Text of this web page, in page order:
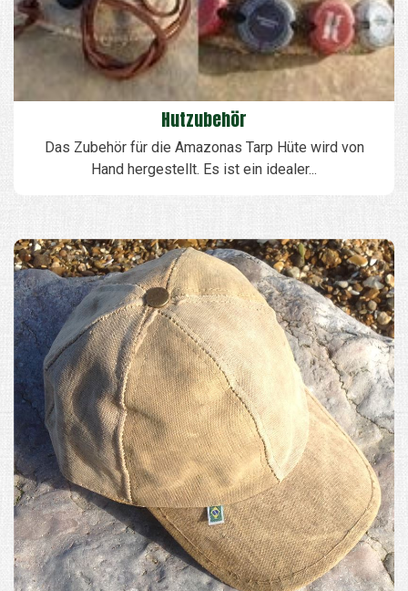
Hutzubehör
Das Zubehör für die Amazonas Tarp Hüte wird von
Hand hergestellt. Es ist ein idealer...